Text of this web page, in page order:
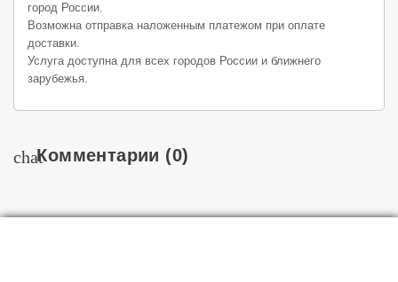
город России.
Возможна отправка наложенным платежом при оплате
доставки.
Услуга доступна для всех городов России и ближнего
зарубежья.
chatКомментарии (0)